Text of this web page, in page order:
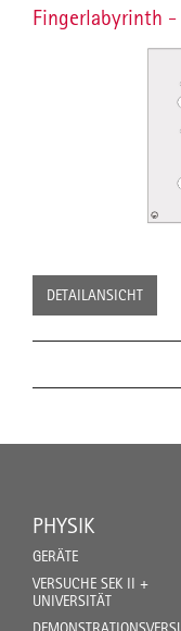
Fingerlabyrinth
DETAILANSICHT
PHYSIK
GERÄTE
VERSUCHE SEK II +
UNIVERSITÄT